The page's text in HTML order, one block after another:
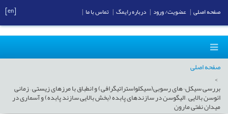
صفحه اصلی
بررسی سیکل¬های رسوبی(سیکلواستراتیگرافی) و انطباق با مرزهای زیستی – زمانی
ائوسن بالایی – الیگوسن در سازندهای پابده (بخش بالایی سازند پابده) و آسماری در
میدان نفتی مارون
صفحه اصلی عضویت/ ورود درباره رایمگ تماس با ما